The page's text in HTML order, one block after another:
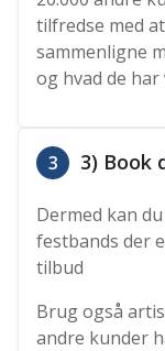
tilfredse med
sammenligne
og hvad de
3 3) Book
Dermed kan
festbands der
tilbud
Brug også
andre kunder